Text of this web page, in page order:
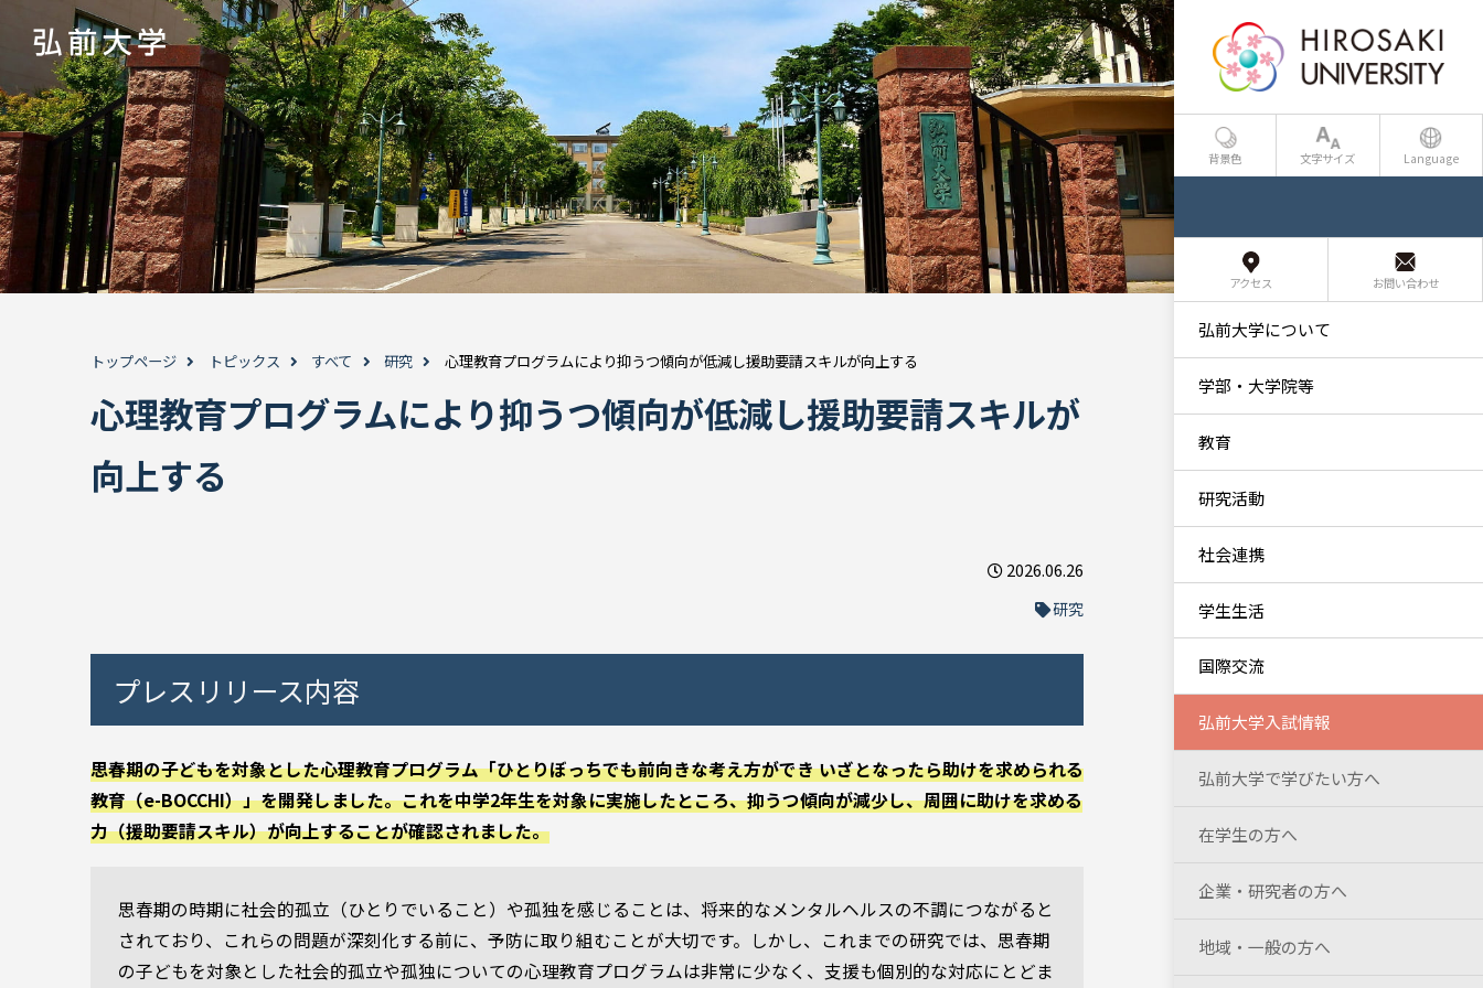
トップページ トピックス すべて 研究 心理教育プログラムにより抑うつ傾向が低減し援助要請スキルが向上する
心理教育プログラムにより抑うつ傾向が低減し援助要請スキルが
向上する
2026.06.26
研究
プレスリリース内容
思春期の子どもを対象とした心理教育プログラム「ひとりぼっちでも前向きな考え方ができ いざとなったら助けを求められる
教育（e-BOCCHI）」を開発しました。これを中学2年生を対象に実施したところ、抑うつ傾向が減少し、周囲に助けを求める
力（援助要請スキル）が向上することが確認されました。
思春期の時期に社会的孤立（ひとりでいること）や孤独を感じることは、将来的なメンタルヘルスの不調につながると
されており、これらの問題が深刻化する前に、予防に取り組むことが大切です。しかし、これまでの研究では、思春期
の子どもを対象とした社会的孤立や孤独についての心理教育プログラムは非常に少なく、支援も個別的な対応にとどま
背景色 文字サイズ Language
アクセス お問い合わせ
弘前大学について
学部・大学院等
教育
研究活動
社会連携
学生生活
国際交流
弘前大学入試情報
弘前大学で学びたい方へ
在学生の方へ
企業・研究者の方へ
地域・一般の方へ